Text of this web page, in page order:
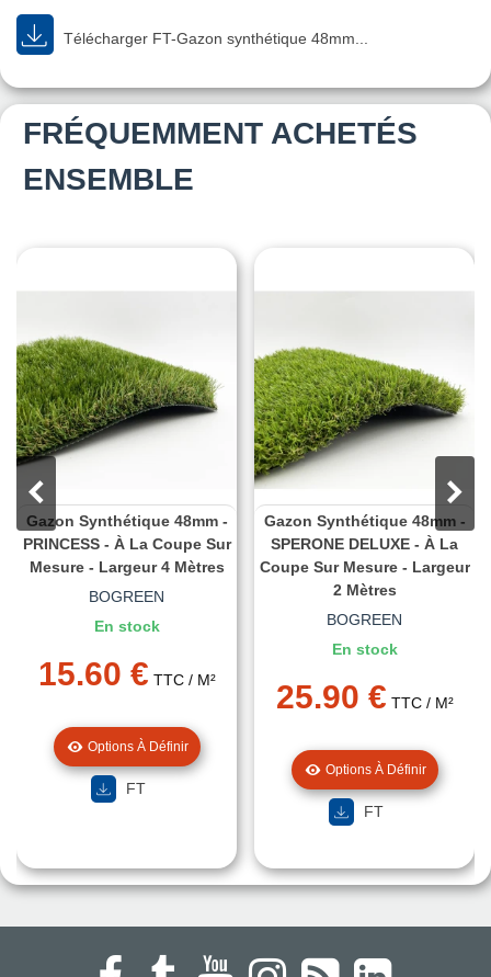
Télécharger FT-Gazon synthétique 48mm...
FRÉQUEMMENT ACHETÉS
ENSEMBLE
Gazon Synthétique 48mm -
PRINCESS - À La Coupe Sur
Mesure - Largeur 4 Mètres
BOGREEN
En stock
15.60 € TTC/ M²
Options À Définir
FT
Gazon Synthétique 48mm -
SPERONE DELUXE - À La
Coupe Sur Mesure - Largeur
2 Mètres
BOGREEN
En stock
25.90 € TTC/ M²
Options À Définir
FT